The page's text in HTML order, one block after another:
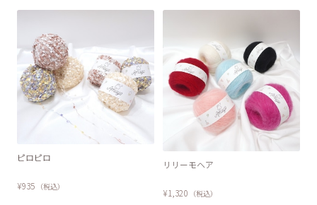
ピロピロ
¥935 （税込）
リリーモヘア
¥1,320 （税込）